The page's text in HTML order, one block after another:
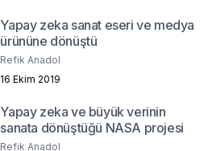
Yapay zeka sanat eseri ve medya
ürününe dönüştü
Refik Anadol
16 Ekim 2019
Yapay zeka ve büyük verinin
sanata dönüştüğü NASA projesi
Refik Anadol